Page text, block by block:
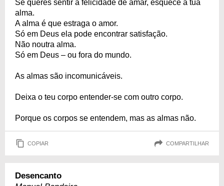
Se queres sentir a felicidade de amar, esquece a tua
alma.
A alma é que estraga o amor.
Só em Deus ela pode encontrar satisfação.
Não noutra alma.
Só em Deus – ou fora do mundo.
As almas são incomunicáveis.
Deixa o teu corpo entender-se com outro corpo.
Porque os corpos se entendem, mas as almas não.
COPIAR COMPARTILHAR
Desencanto